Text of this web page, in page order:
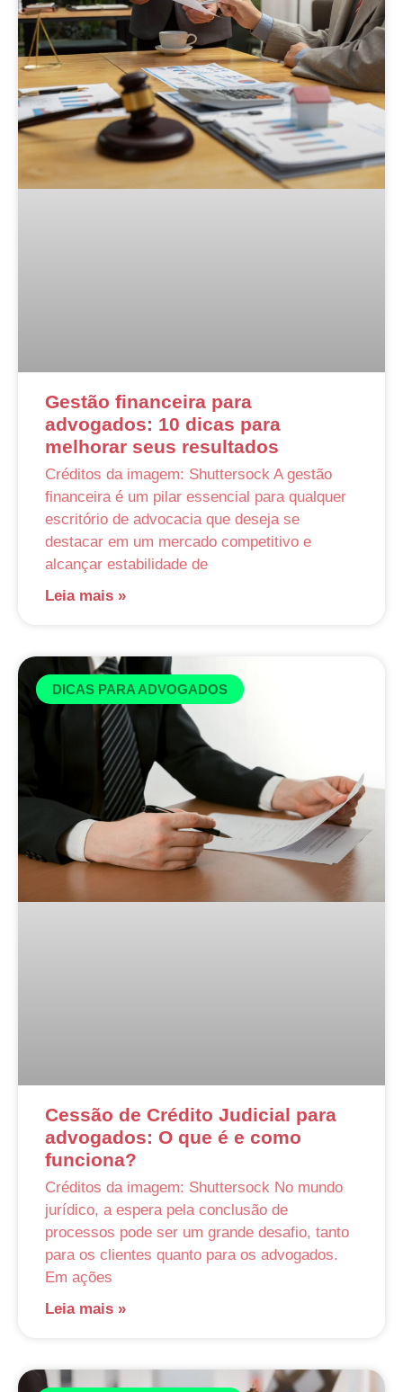
Gestão financeira para
advogados: 10 dicas para
melhorar seus resultados
Créditos da imagem: Shuttersock A gestão
financeira é um pilar essencial para qualquer
escritório de advocacia que deseja se
destacar em um mercado competitivo e
alcançar estabilidade de
Leia mais »
DICAS PARA ADVOGADOS
Cessão de Crédito Judicial para
advogados: O que é e como
funciona?
Créditos da imagem: Shuttersock No mundo
jurídico, a espera pela conclusão de
processos pode ser um grande desafio, tanto
para os clientes quanto para os advogados.
Em ações
Leia mais »